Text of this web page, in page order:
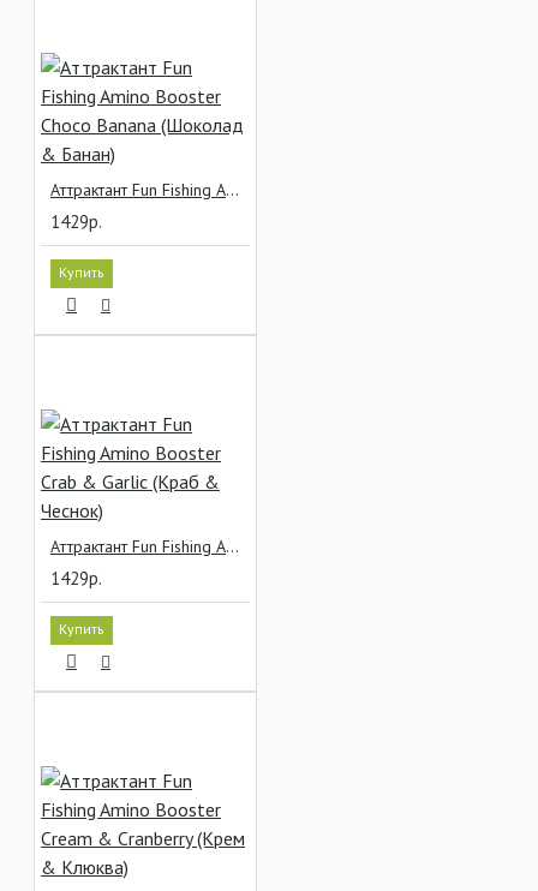
Аттрактант Fun Fishing Amino Booster Choco Banana (Шоколад & Банан)
1429р.
Купить
Аттрактант Fun Fishing Amino Booster Crab & Garlic (Краб & Чеснок)
1429р.
Купить